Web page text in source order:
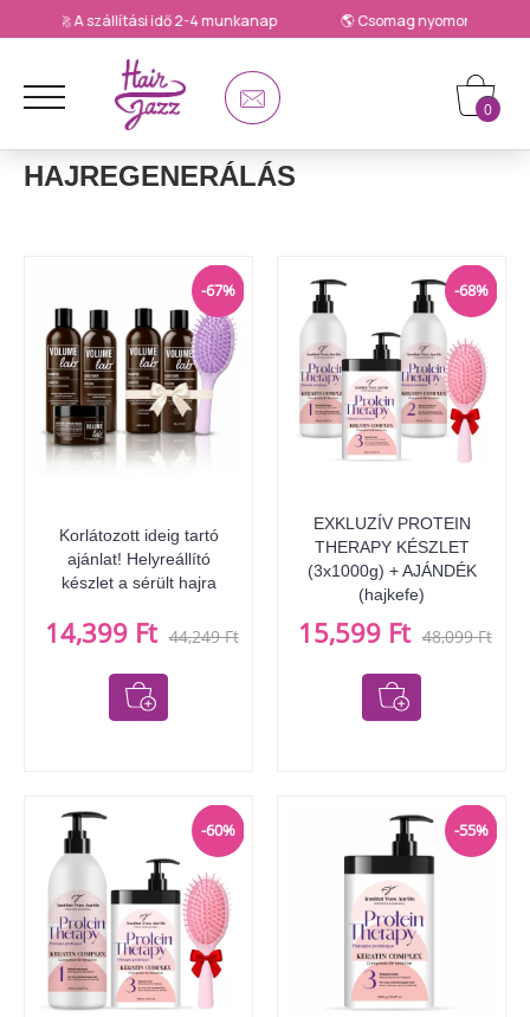
🚀 A szállítási idő 2-4 munkanap 🌎 Csomag nyomonkövetése
0
HAJREGENERÁLÁS
-67%
Korlátozott ideig tartó
ajánlat! Helyreállító
készlet a sérült hajra
44,249 Ft
14,399 Ft
-68%
EXKLUZÍV PROTEIN
THERAPY KÉSZLET
(3x1000g) + AJÁNDÉK
(hajkefe)
48,099 Ft
15,599 Ft
-60% -55%